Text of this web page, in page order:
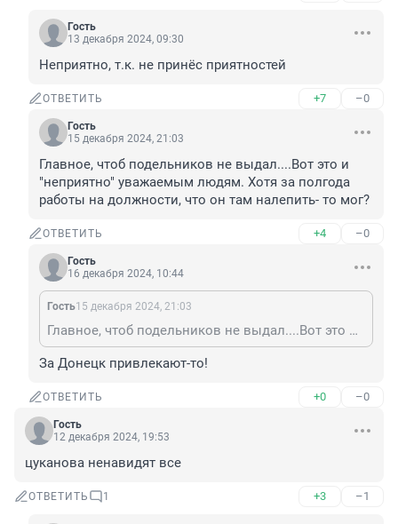
Гость
13 декабря 2024, 09:30
Неприятно, т.к. не принёс приятностей
ОТВЕТИТЬ +7 –0
Гость
15 декабря 2024, 21:03
Главное, чтоб подельников не выдал....Вот это и
"неприятно" уважаемым людям. Хотя за полгода
работы на должности, что он там налепить- то мог?
ОТВЕТИТЬ +4 –0
Гость
16 декабря 2024, 10:44
Гость15 декабря 2024, 21:03
Главное, чтоб подельников не выдал....Вот это и "неприятно" уважаемым людям. Хотя за полгода работы на должности, что он там налепить- то мог?
За Донецк привлекают-то!
ОТВЕТИТЬ +0 –0
Гость
12 декабря 2024, 19:53
цуканова ненавидят все
ОТВЕТИТЬ 1 +3 –1